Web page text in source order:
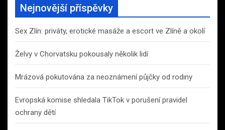
Nejnovější příspěvky
Sex Zlín: priváty, erotické masáže a escort ve Zlíně a okolí
Želvy v Chorvatsku pokousaly několik lidí
Mrázová pokutována za neoznámení půjčky od rodiny
Evropská komise shledala TikTok v porušení pravidel
ochrany dětí